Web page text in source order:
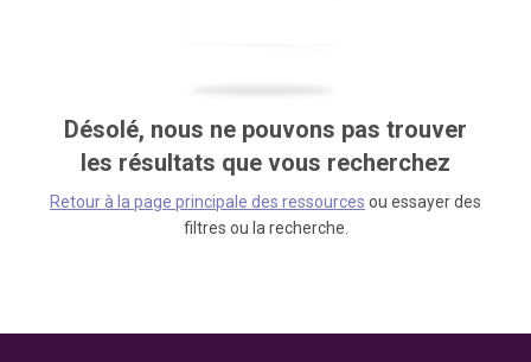
Désolé, nous ne pouvons pas trouver
les résultats que vous recherchez
Retour à la page principale des ressources ou essayer des
filtres ou la recherche.